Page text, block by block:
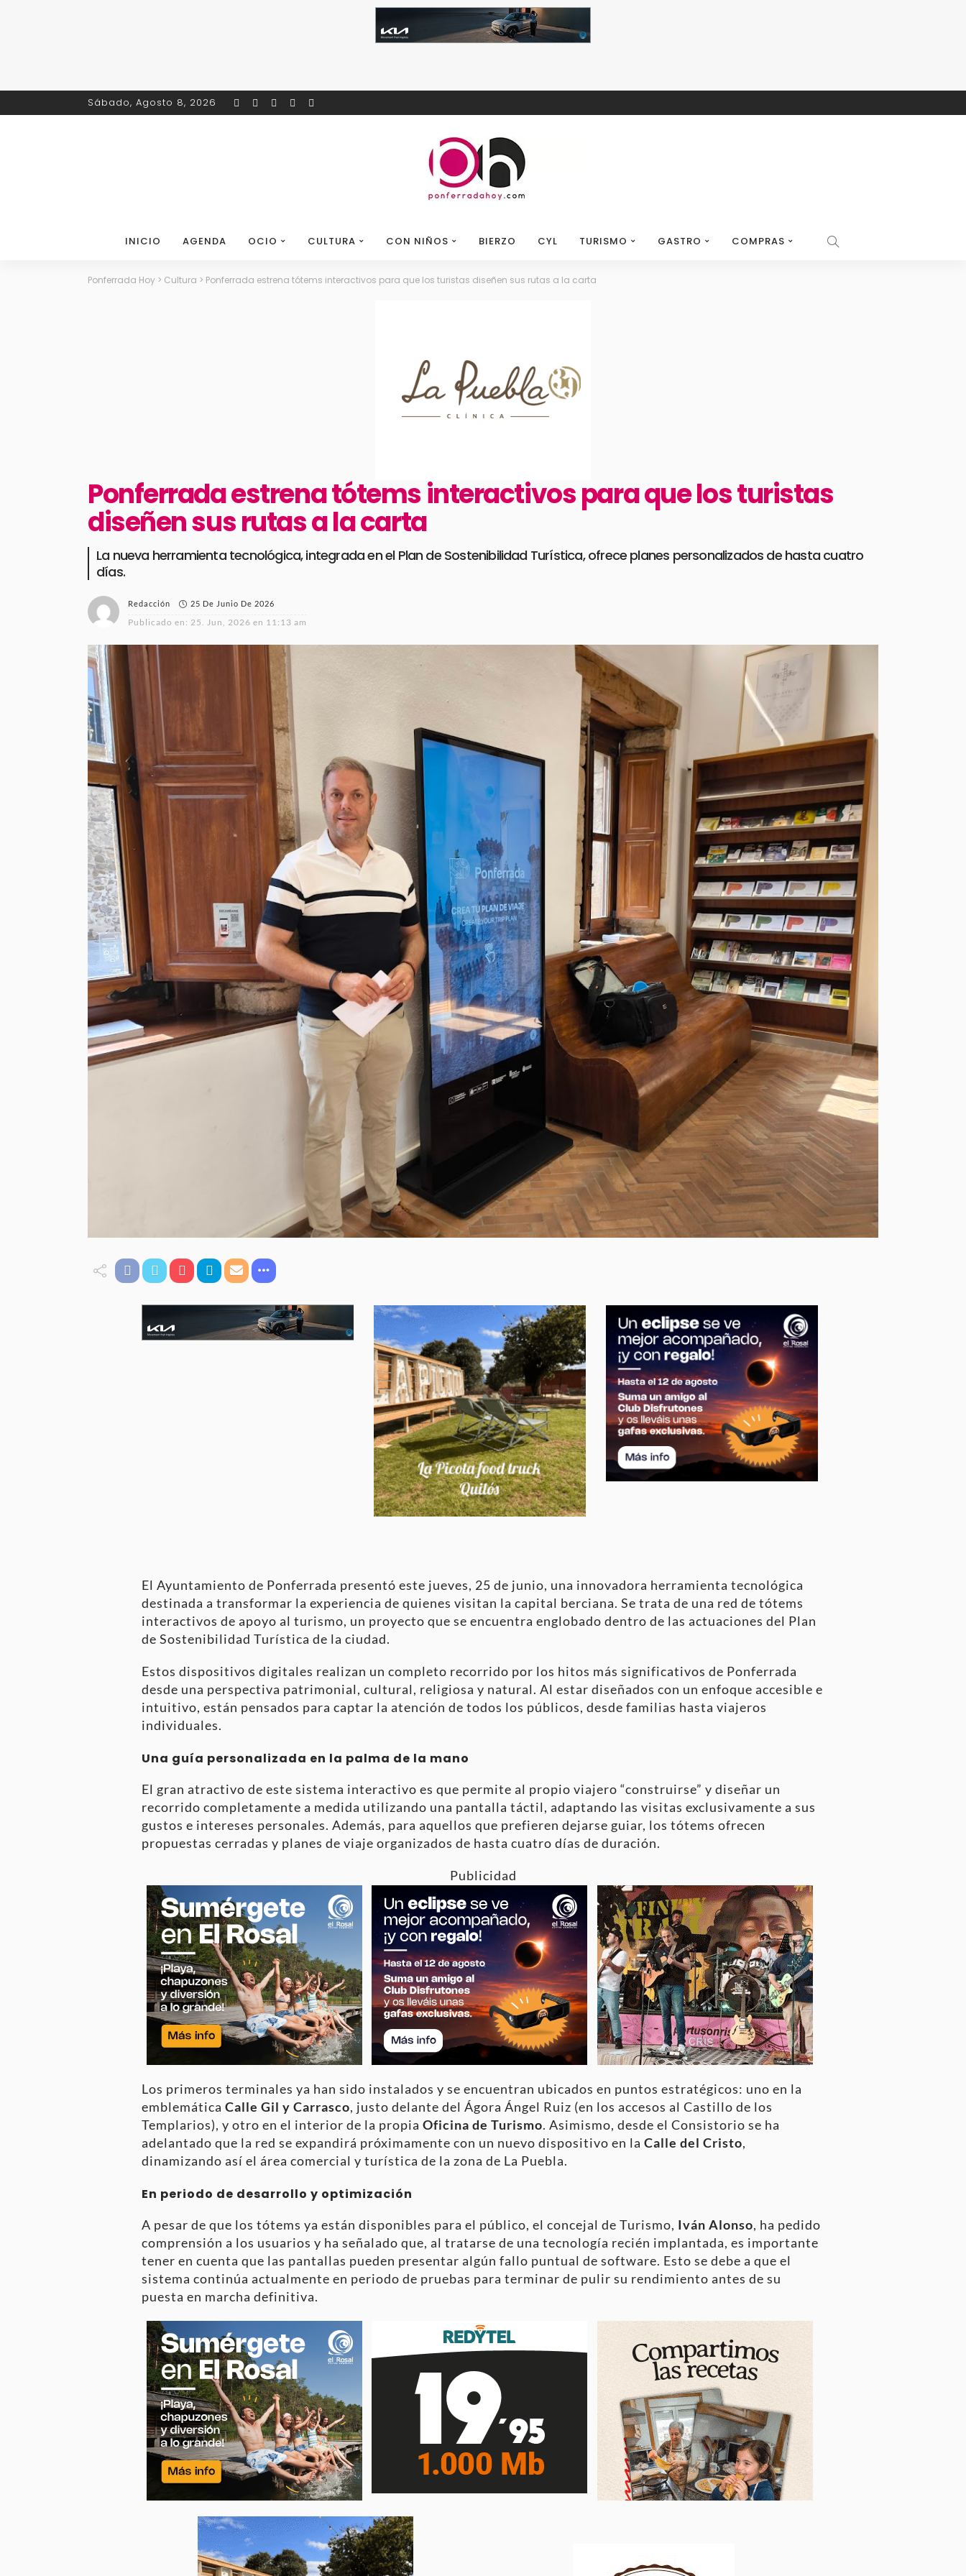
Sábado, Agosto 8, 2026
INICIO AGENDA OCIO CULTURA CON NIÑOS BIERZO CYL TURISMO GASTRO COMPRAS
Ponferrada Hoy > Cultura > Ponferrada estrena tótems interactivos para que los turistas diseñen sus rutas a la carta
Ponferrada estrena tótems interactivos para que los turistas
diseñen sus rutas a la carta
La nueva herramienta tecnológica, integrada en el Plan de Sostenibilidad Turística, ofrece planes personalizados de hasta cuatro
días.
Redacción 25 De Junio De 2026
Publicado en: 25. Jun, 2026 en 11:13 am
El Ayuntamiento de Ponferrada presentó este jueves, 25 de junio, una innovadora herramienta tecnológica
destinada a transformar la experiencia de quienes visitan la capital berciana. Se trata de una red de tótems
interactivos de apoyo al turismo, un proyecto que se encuentra englobado dentro de las actuaciones del Plan
de Sostenibilidad Turística de la ciudad.
Estos dispositivos digitales realizan un completo recorrido por los hitos más significativos de Ponferrada
desde una perspectiva patrimonial, cultural, religiosa y natural. Al estar diseñados con un enfoque accesible e
intuitivo, están pensados para captar la atención de todos los públicos, desde familias hasta viajeros
individuales.
Una guía personalizada en la palma de la mano
El gran atractivo de este sistema interactivo es que permite al propio viajero “construirse” y diseñar un
recorrido completamente a medida utilizando una pantalla táctil, adaptando las visitas exclusivamente a sus
gustos e intereses personales. Además, para aquellos que prefieren dejarse guiar, los tótems ofrecen
propuestas cerradas y planes de viaje organizados de hasta cuatro días de duración.
Publicidad
Los primeros terminales ya han sido instalados y se encuentran ubicados en puntos estratégicos: uno en la
emblemática Calle Gil y Carrasco, justo delante del Ágora Ángel Ruiz (en los accesos al Castillo de los
Templarios), y otro en el interior de la propia Oficina de Turismo. Asimismo, desde el Consistorio se ha
adelantado que la red se expandirá próximamente con un nuevo dispositivo en la Calle del Cristo,
dinamizando así el área comercial y turística de la zona de La Puebla.
En periodo de desarrollo y optimización
A pesar de que los tótems ya están disponibles para el público, el concejal de Turismo, Iván Alonso, ha pedido
comprensión a los usuarios y ha señalado que, al tratarse de una tecnología recién implantada, es importante
tener en cuenta que las pantallas pueden presentar algún fallo puntual de software. Esto se debe a que el
sistema continúa actualmente en periodo de pruebas para terminar de pulir su rendimiento antes de su
puesta en marcha definitiva.